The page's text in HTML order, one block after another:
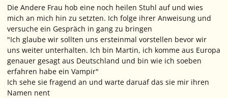
Die Andere Frau hob eine noch heilen Stuhl auf und wies
mich an mich hin zu setzten. Ich folge ihrer Anweisung und
versuche ein Gespräch in gang zu bringen
"Ich glaube wir sollten uns ersteinmal vorstellen bevor wir
uns weiter unterhalten. Ich bin Martin, ich komme aus Europa
genauer gesagt aus Deutschland und bin wie ich soeben
erfahren habe ein Vampir"
Ich sehe sie fragend an und warte daruaf das sie mir ihren
Namen nent